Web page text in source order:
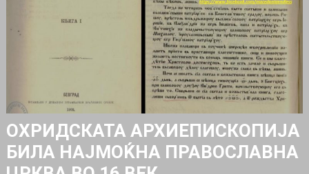
ОХРИДСКАТА АРХИЕПИСКОПИЈА
БИЛА НАЈМОЌНА ПРАВОСЛАВНА